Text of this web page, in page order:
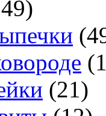
(21)